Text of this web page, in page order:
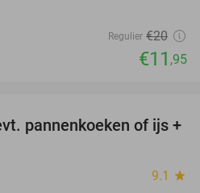
Regulier €20
€11 ,95
20%
pannenkoeken of ijs +
9.1 star